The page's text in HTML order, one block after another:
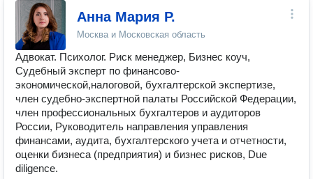
Анна Мария Р.
Москва и Московская область
Адвокат. Психолог. Риск менеджер, Бизнес коуч,
Судебный эксперт по финансово-
экономической,налоговой, бухгалтерской экспертизе,
член судебно-экспертной палаты Российской Федерации,
член профессиональных бухгалтеров и аудиторов
России, Руководитель направления управления
финансами, аудита, бухгалтерского учета и отчетности,
оценки бизнеса (предприятия) и бизнес рисков, Due
diligence.